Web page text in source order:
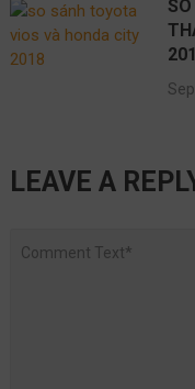
LEAVE A